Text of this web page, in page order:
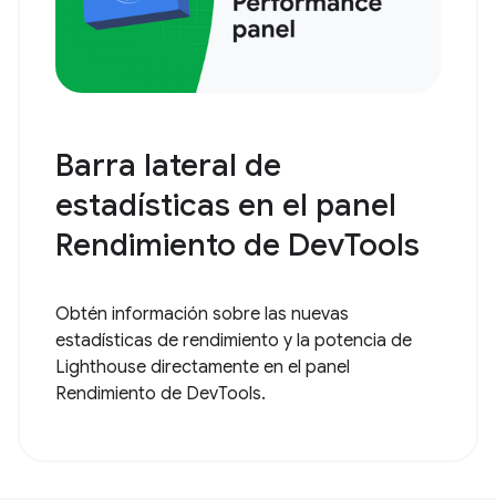
Barra lateral de
estadísticas en el panel
Rendimiento de DevTools
Obtén información sobre las nuevas
estadísticas de rendimiento y la potencia de
Lighthouse directamente en el panel
Rendimiento de DevTools.